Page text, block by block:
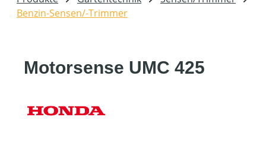
Benzin-Sensen/-Trimmer
Motorsense UMC 425